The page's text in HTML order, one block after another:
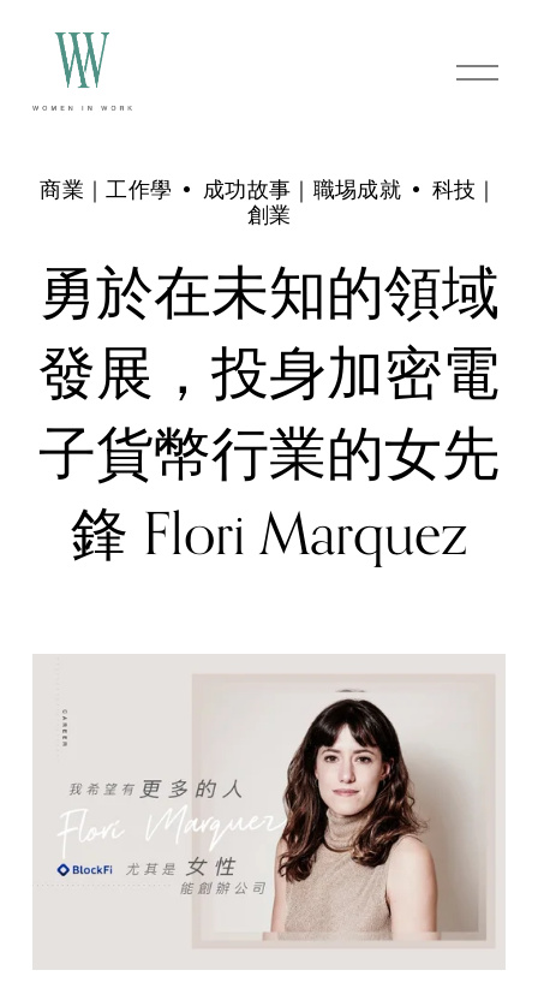
O
p
e
n
勇於在未知的領域
發展，投身加密電
子貨幣行業的女先
鋒 Flori Marquez
商業｜工作學 成功故事｜職埸成就
科技｜
創業